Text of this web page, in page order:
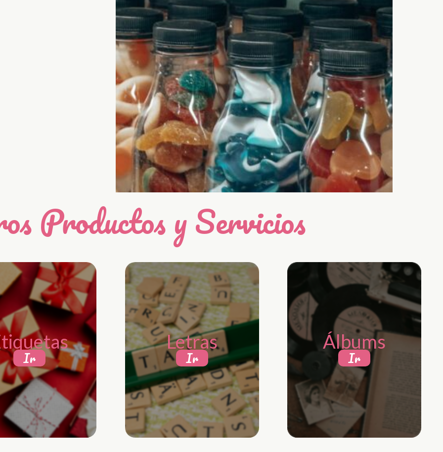
Productos y Servicios
Ir
Letras
Ir
Álbums
Ir